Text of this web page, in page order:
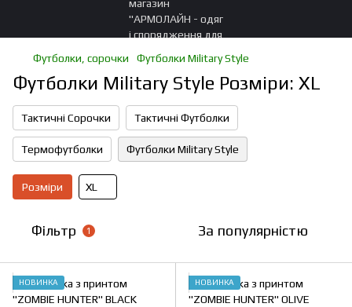
Футболки, сорочки Футболки Military Style
Футболки Military Style Розміри: XL
Тактичні Сорочки Тактичні Футболки
Термофутболки Футболки Military Style
Розміри XL
Фільтр 1 За популярністю
НОВИНКА НОВИНКА